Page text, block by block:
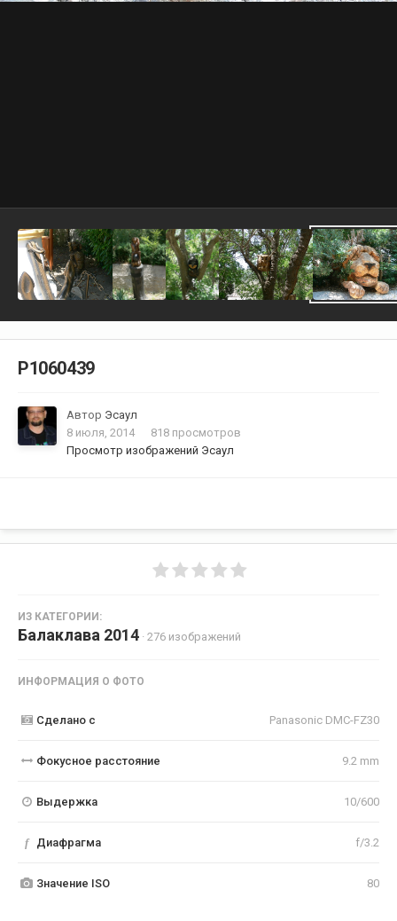
P1060439
Автор Эсаул
8 июля, 2014
818 просмотров
Просмотр изображений Эсаул
ИЗ КАТЕГОРИИ:
Балаклава 2014 · 276 изображений
ИНФОРМАЦИЯ О ФОТО
Сделано с Panasonic DMC-FZ30
Фокусное расстояние 9.2 mm
Выдержка 10/600
f Диафрагма f/3.2
Значение ISO 80